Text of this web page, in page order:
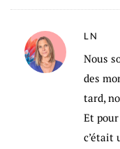
LN
Nous
des
tard,
Et
c’était